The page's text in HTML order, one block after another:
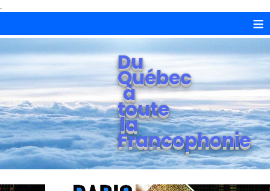
.
≡
Du
Québec
à
toute
la
Francophonie